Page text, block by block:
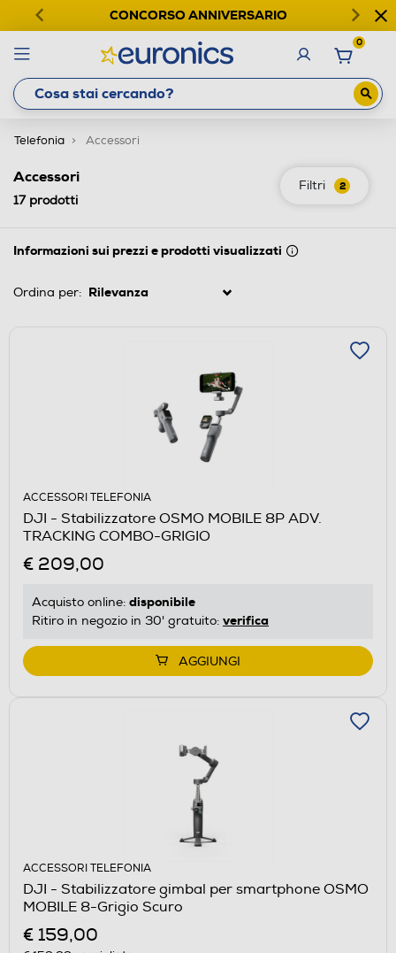
CONCORSO ANNIVERSARIO
0
Telefonia Accessori
Filtri 2
Accessori
17prodotti
Informazioni sui prezzi e prodotti visualizzati
Ordina per:
ACCESSORI TELEFONIA
DJI - Stabilizzatore OSMO MOBILE 8P ADV.
TRACKING COMBO-GRIGIO
€ 209,00
Acquisto online: disponibile
Ritiro in negozio in 30' gratuito: verifica
AGGIUNGI
ACCESSORI TELEFONIA
DJI - Stabilizzatore gimbal per smartphone OSMO
MOBILE 8-Grigio Scuro
€ 159,00